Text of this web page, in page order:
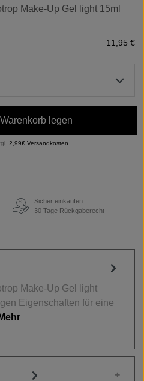
Make-Up Gel light 15ml
11,95 €
legen
2,99€ Versandkosten
€
Sicher einkaufen.
30 Tage Rückgaberecht
Make-Up Gel light
Eigenschaften für eine
Mehr